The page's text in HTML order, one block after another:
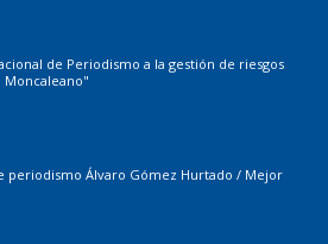
de Periodismo a la gestión de riesgos
Moncaleano"
periodismo Álvaro Gómez Hurtado / Mejor